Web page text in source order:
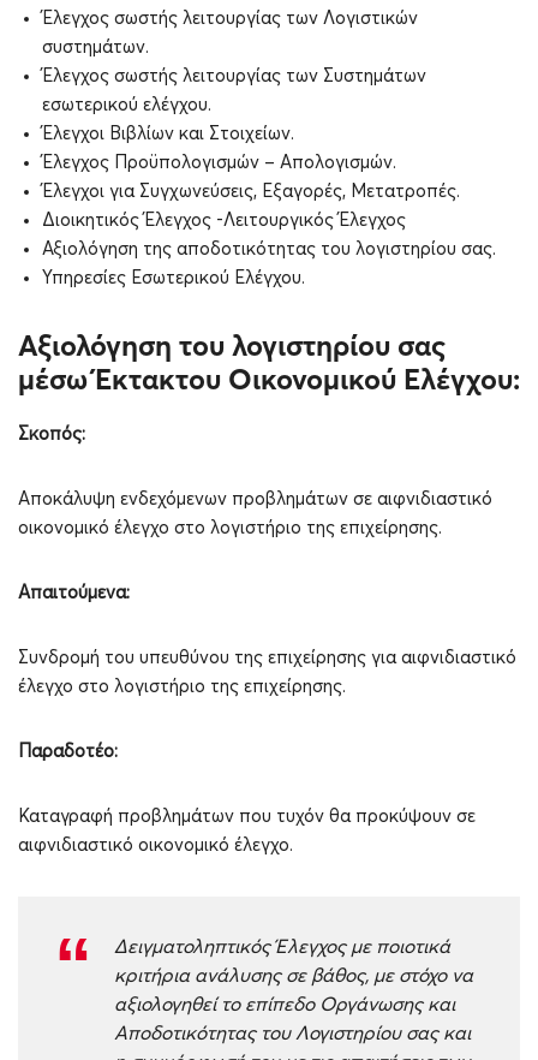
Έλεγχος σωστής λειτουργίας των Λογιστικών
συστημάτων.
Έλεγχος σωστής λειτουργίας των Συστημάτων
εσωτερικού ελέγχου.
Έλεγχοι Βιβλίων και Στοιχείων.
Έλεγχος Προϋπολογισμών – Απολογισμών.
Έλεγχοι για Συγχωνεύσεις, Εξαγορές, Μετατροπές.
Διοικητικός Έλεγχος -Λειτουργικός Έλεγχος
Αξιολόγηση της αποδοτικότητας του λογιστηρίου σας.
Υπηρεσίες Εσωτερικού Ελέγχου.
Αξιολόγηση του λογιστηρίου σας
μέσω Έκτακτου Οικονομικού Ελέγχου:
Σκοπός:
Αποκάλυψη ενδεχόμενων προβλημάτων σε αιφνιδιαστικό
οικονομικό έλεγχο στο λογιστήριο της επιχείρησης.
Απαιτούμενα:
Συνδρομή του υπευθύνου της επιχείρησης για αιφνιδιαστικό
έλεγχο στο λογιστήριο της επιχείρησης.
Παραδοτέο:
Καταγραφή προβλημάτων που τυχόν θα προκύψουν σε
αιφνιδιαστικό οικονομικό έλεγχο.
Δειγματοληπτικός Έλεγχος με ποιοτικά
κριτήρια ανάλυσης σε βάθος, με στόχο να
αξιολογηθεί το επίπεδο Οργάνωσης και
Αποδοτικότητας του Λογιστηρίου σας και